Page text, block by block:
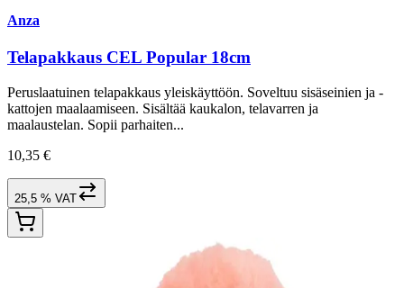
Anza
Telapakkaus CEL Popular 18cm
Peruslaatuinen telapakkaus yleiskäyttöön. Soveltuu sisäseinien ja -
kattojen maalaamiseen. Sisältää kaukalon, telavarren ja
maalaustelan. Sopii parhaiten...
10,35 €
25,5 % VAT